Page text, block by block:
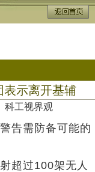
表示离开基辅
科工视界观
告需防备可能的
超过100架无人